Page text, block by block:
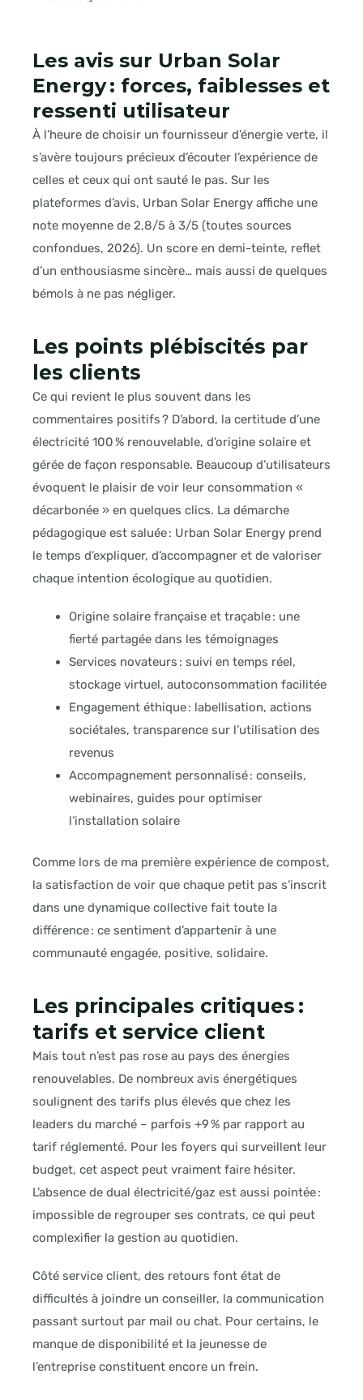
Les avis sur Urban Solar
Energy : forces, faiblesses et
ressenti utilisateur
À l’heure de choisir un fournisseur d’énergie verte, il
s’avère toujours précieux d’écouter l’expérience de
celles et ceux qui ont sauté le pas. Sur les
plateformes d’avis, Urban Solar Energy affiche une
note moyenne de 2,8/5 à 3/5 (toutes sources
confondues, 2026). Un score en demi-teinte, reflet
d’un enthousiasme sincère… mais aussi de quelques
bémols à ne pas négliger.
Les points plébiscités par
les clients
Ce qui revient le plus souvent dans les
commentaires positifs ? D’abord, la certitude d’une
électricité 100 % renouvelable, d’origine solaire et
gérée de façon responsable. Beaucoup d’utilisateurs
évoquent le plaisir de voir leur consommation «
décarbonée » en quelques clics. La démarche
pédagogique est saluée : Urban Solar Energy prend
le temps d’expliquer, d’accompagner et de valoriser
chaque intention écologique au quotidien.
Origine solaire française et traçable : une
fierté partagée dans les témoignages
Services novateurs : suivi en temps réel,
stockage virtuel, autoconsommation facilitée
Engagement éthique : labellisation, actions
sociétales, transparence sur l’utilisation des
revenus
Accompagnement personnalisé : conseils,
webinaires, guides pour optimiser
l’installation solaire
Comme lors de ma première expérience de compost,
la satisfaction de voir que chaque petit pas s’inscrit
dans une dynamique collective fait toute la
différence : ce sentiment d’appartenir à une
communauté engagée, positive, solidaire.
Les principales critiques :
tarifs et service client
Mais tout n’est pas rose au pays des énergies
renouvelables. De nombreux avis énergétiques
soulignent des tarifs plus élevés que chez les
leaders du marché – parfois +9 % par rapport au
tarif réglementé. Pour les foyers qui surveillent leur
budget, cet aspect peut vraiment faire hésiter.
L’absence de dual électricité/gaz est aussi pointée :
impossible de regrouper ses contrats, ce qui peut
complexifier la gestion au quotidien.
Côté service client, des retours font état de
difficultés à joindre un conseiller, la communication
passant surtout par mail ou chat. Pour certains, le
manque de disponibilité et la jeunesse de
l’entreprise constituent encore un frein.